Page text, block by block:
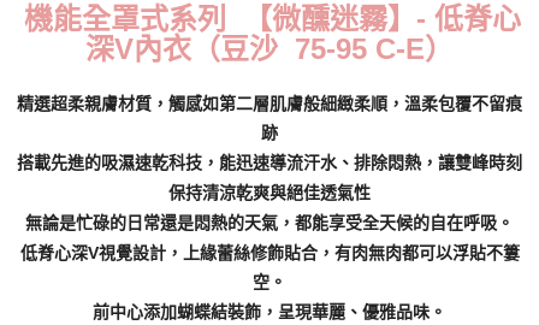
宅配
每筆NT$70，滿NT$799(含以上)免運費
離島宅配
貨到付款
每筆NT$110，滿NT$1,000(含以上)免運費
國際配送 查看運費
機能全罩式系列 【微醺迷霧】 - 低脊心
深V內衣（豆沙 75-95 C-E）
精選超柔親膚材質，觸感如第二層肌膚般細緻柔順，溫柔包覆不留痕
跡
搭載先進的吸濕速乾科技，能迅速導流汗水、排除悶熱，讓雙峰時刻
保持清涼乾爽與絕佳透氣性
無論是忙碌的日常還是悶熱的天氣，都能享受全天候的自在呼吸。
低脊心深V視覺設計，上緣蕾絲修飾貼合，有肉無肉都可以浮貼不簍
空。
前中心添加蝴蝶結裝飾，呈現華麗、優雅品味。